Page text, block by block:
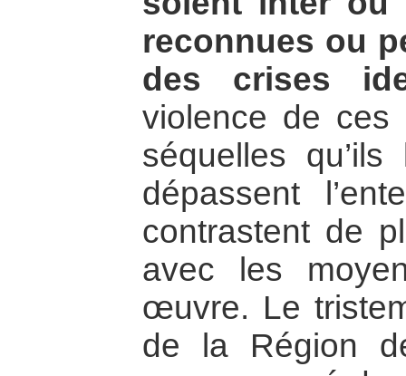
reconnues ou
des crises
violence de ces
séquelles
dépassent
contrastent de
avec les
œuvre. Le
de la Région